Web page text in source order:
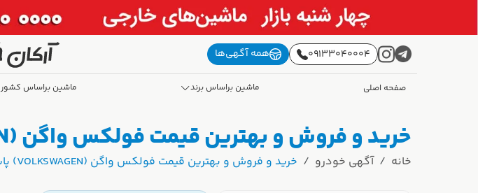
09133040004 همه آگهی‌ها
صفحه اصلی ماشین براساس برند ماشین براساس کشور
خرید و فروش و بهترین قیمت فولکس واگن (VOLKSWAGEN) پاسات | آرکان خودرو
خانه آگهی خودرو خرید و فروش و بهترین قیمت فولکس واگن (VOLKSWAGEN) پاسات | آرکان خودرو